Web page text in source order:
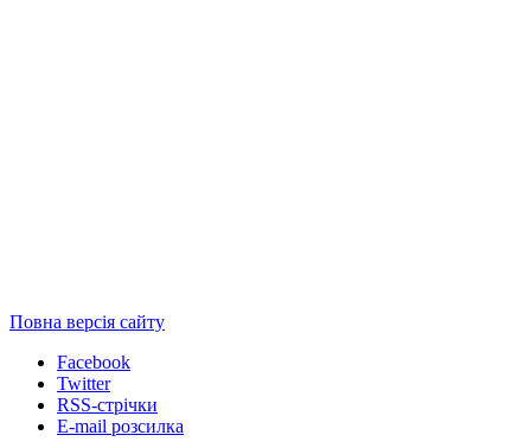
Повна версія сайту
Facebook
Twitter
RSS-стрічки
E-mail розсилка